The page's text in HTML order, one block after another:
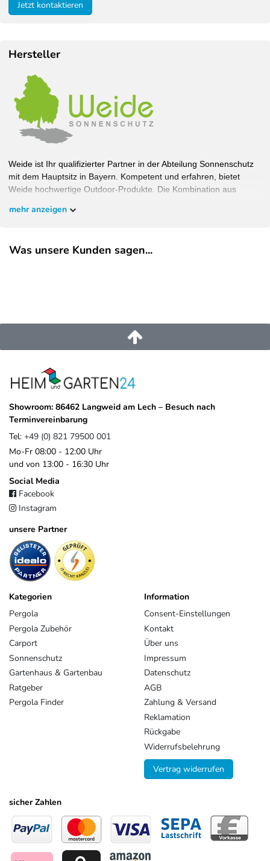
Jetzt kontaktieren
Hersteller
Weide ist Ihr qualifizierter Partner in der Abteilung Sonnenschutz
mit dem Hauptsitz in Bayern. Kompetent und erfahren, bietet
Weide hochwertige Outdoor-Produkte. Die Kombination aus
Wohlfühlambiente bei bestem Schutz. Bauen Sie Ihren Garten,
EU-Verantwortlicher
+49 821 79500 001
mehr anzeigen
Was unsere Kunden sagen...
Showroom: 86462 Langweid am Lech – Besuch nach
Terminvereinbarung
Tel: +49 (0) 821 79500 001
Mo-Fr 08:00 - 12:00 Uhr
und von 13:00 - 16:30 Uhr
Social Media
Facebook
Instagram
unsere Partner
Kategorien
Pergola
Pergola Zubehör
Carport
Sonnenschutz
Gartenhaus & Gartenbau
Ratgeber
Pergola Finder
Information
Consent-Einstellungen
Kontakt
Über uns
Impressum
Datenschutz
AGB
Zahlung & Versand
Reklamation
Rückgabe
Widerrufsbelehrung
Vertrag widerrufen
sicher Zahlen